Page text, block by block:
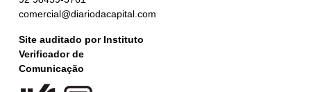
comercial@diariodacapital.com
Site auditado por Instituto
Verificador de
Comunicação